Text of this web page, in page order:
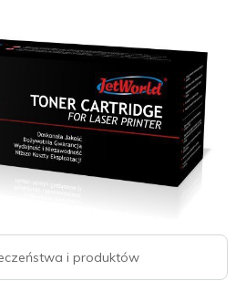
i produktów